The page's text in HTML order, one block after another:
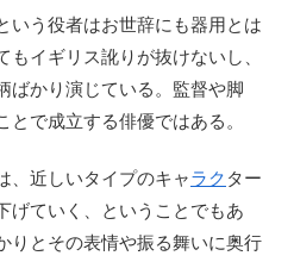
いう役者はお世辞にも器用とは
イギリス訛りが抜けないし、
ばかり演じている。監督や脚
で成立する俳優ではある。
近しいタイプのキャラク ター
げていく、ということでもあ
りとその表情や振る舞いに奥行